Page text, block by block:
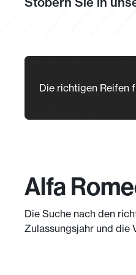
Die richtigen Reifen
Alfa
Die Suche nach den
Zulassungsjahr und die